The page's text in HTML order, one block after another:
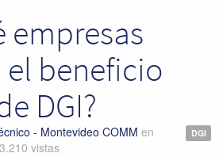
empresas
beneficio
DGI?
DGI
- Montevideo COMM en
3.210 vistas